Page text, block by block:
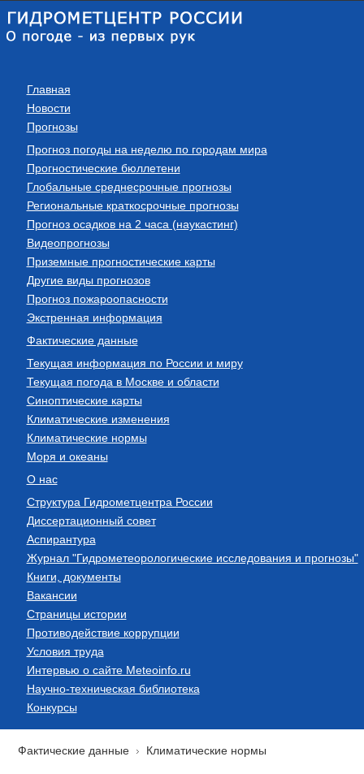
Главная
Новости
Прогнозы
Прогноз погоды на неделю по городам мира
Прогностические бюллетени
Глобальные среднесрочные прогнозы
Региональные краткосрочные прогнозы
Прогноз осадков на 2 часа (наукастинг)
Видеопрогнозы
Приземные прогностические карты
Другие виды прогнозов
Прогноз пожароопасности
Экстренная информация
Фактические данные
Текущая информация по России и миру
Текущая погода в Москве и области
Синоптические карты
Климатические изменения
Климатические нормы
Моря и океаны
О нас
Структура Гидрометцентра России
Диссертационный совет
Аспирантура
Журнал "Гидрометеорологические исследования и прогнозы"
Книги, документы
Вакансии
Страницы истории
Противодействие коррупции
Условия труда
Интервью о сайте Meteoinfo.ru
Научно-техническая библиотека
Конкурсы
Фактические данные Климатические нормы